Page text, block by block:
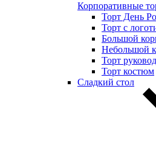
Корпоративные
Торт День
Торт с
Большой
Небольшой
Торт
Торт костюм
Сладкий стол